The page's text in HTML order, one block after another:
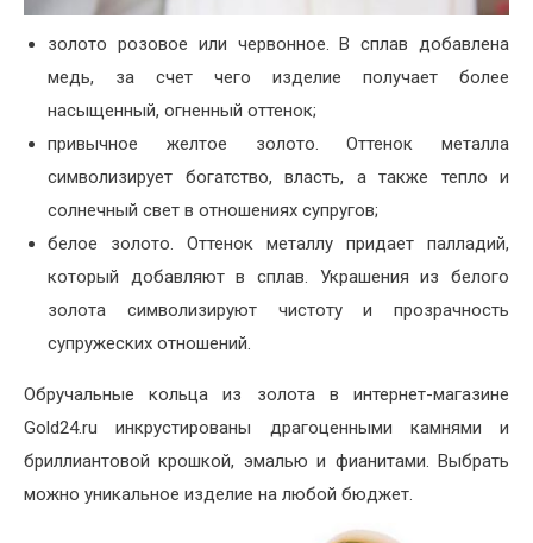
золото розовое или червонное. В сплав добавлена
медь, за счет чего изделие получает более
насыщенный, огненный оттенок;
привычное желтое золото. Оттенок металла
символизирует богатство, власть, а также тепло и
солнечный свет в отношениях супругов;
белое золото. Оттенок металлу придает палладий,
который добавляют в сплав. Украшения из белого
золота символизируют чистоту и прозрачность
супружеских отношений.
Обручальные кольца из золота в интернет-магазине
Gold24.ru инкрустированы драгоценными камнями и
бриллиантовой крошкой, эмалью и фианитами. Выбрать
можно уникальное изделие на любой бюджет.